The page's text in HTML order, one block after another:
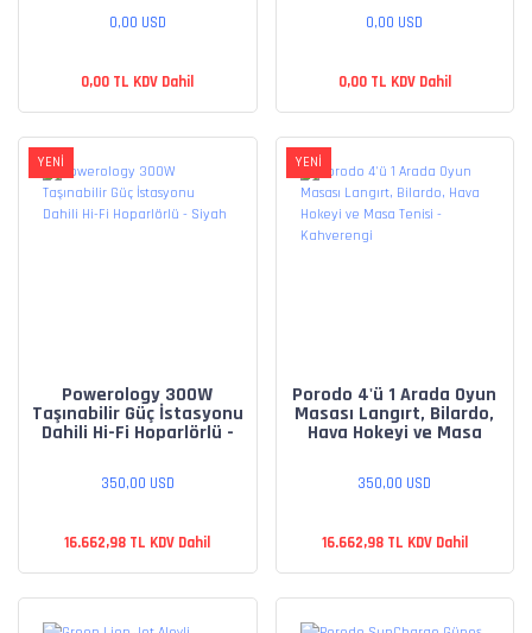
0,00 USD
0,00 TL KDV Dahil
0,00 USD
0,00 TL KDV Dahil
YENİ
Powerology 300W
Taşınabilir Güç İstasyonu
Dahili Hi-Fi Hoparlörlü -
350,00 USD
16.662,98 TL KDV Dahil
YENİ
Porodo 4'ü 1 Arada Oyun
Masası Langırt, Bilardo,
Hava Hokeyi ve Masa
350,00 USD
16.662,98 TL KDV Dahil